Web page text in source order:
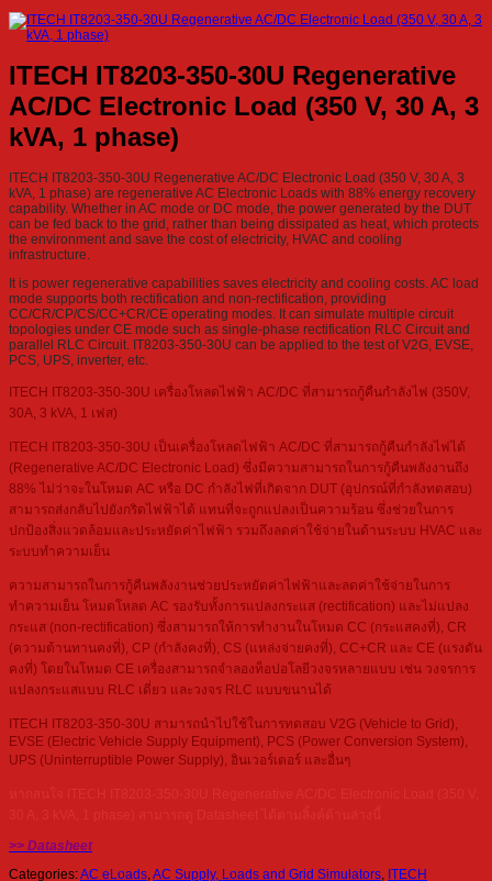
ITECH IT8203-350-30U Regenerative
AC/DC Electronic Load (350 V, 30 A, 3
kVA, 1 phase)
ITECH IT8203-350-30U Regenerative AC/DC Electronic Load (350 V, 30 A, 3
kVA, 1 phase) are regenerative AC Electronic Loads with 88% energy recovery
capability. Whether in AC mode or DC mode, the power generated by the DUT
can be fed back to the grid, rather than being dissipated as heat, which protects
the environment and save the cost of electricity, HVAC and cooling
infrastructure.
It is power regenerative capabilities saves electricity and cooling costs. AC load
mode supports both rectification and non-rectification, providing
CC/CR/CP/CS/CC+CR/CE operating modes. It can simulate multiple circuit
topologies under CE mode such as single-phase rectification RLC Circuit and
parallel RLC Circuit. IT8203-350-30U can be applied to the test of V2G, EVSE,
PCS, UPS, inverter, etc.
ITECH IT8203-350-30U เครื่องโหลดไฟฟ้า AC/DC ที่สามารถกู้คืนกำลังไฟ (350V,
30A, 3 kVA, 1 เฟส)
ITECH IT8203-350-30U เป็นเครื่องโหลดไฟฟ้า AC/DC ที่สามารถกู้คืนกำลังไฟได้
(Regenerative AC/DC Electronic Load) ซึ่งมีความสามารถในการกู้คืนพลังงานถึง
88% ไม่ว่าจะในโหมด AC หรือ DC กำลังไฟที่เกิดจาก DUT (อุปกรณ์ที่กำลังทดสอบ)
สามารถส่งกลับไปยังกริดไฟฟ้าได้ แทนที่จะถูกแปลงเป็นความร้อน ซึ่งช่วยในการ
ปกป้องสิ่งแวดล้อมและประหยัดค่าไฟฟ้า รวมถึงลดค่าใช้จ่ายในด้านระบบ HVAC และ
ระบบทำความเย็น
ความสามารถในการกู้คืนพลังงานช่วยประหยัดค่าไฟฟ้าและลดค่าใช้จ่ายในการ
ทำความเย็น โหมดโหลด AC รองรับทั้งการแปลงกระแส (rectification) และไม่แปลง
กระแส (non-rectification) ซึ่งสามารถให้การทำงานในโหมด CC (กระแสคงที่), CR
(ความต้านทานคงที่), CP (กำลังคงที่), CS (แหล่งจ่ายคงที่), CC+CR และ CE (แรงดัน
คงที่) โดยในโหมด CE เครื่องสามารถจำลองท็อปอโลยีวงจรหลายแบบ เช่น วงจรการ
แปลงกระแสแบบ RLC เดี่ยว และวงจร RLC แบบขนานได้
ITECH IT8203-350-30U สามารถนำไปใช้ในการทดสอบ V2G (Vehicle to Grid),
EVSE (Electric Vehicle Supply Equipment), PCS (Power Conversion System),
UPS (Uninterruptible Power Supply), อินเวอร์เตอร์ และอื่นๆ
>> Datasheet
Categories:AC eLoads,AC Supply, Loads and Grid Simulators, ITECH